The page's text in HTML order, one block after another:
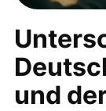
und